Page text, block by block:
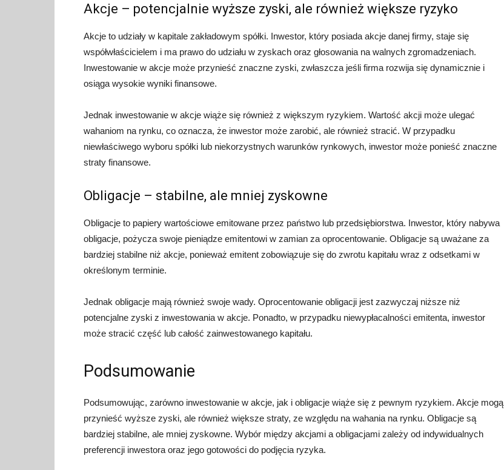
Akcje – potencjalnie wyższe zyski, ale również większe ryzyko
Akcje to udziały w kapitale zakładowym spółki. Inwestor, który posiada akcje danej firmy, staje się
współwłaścicielem i ma prawo do udziału w zyskach oraz głosowania na walnych zgromadzeniach.
Inwestowanie w akcje może przynieść znaczne zyski, zwłaszcza jeśli firma rozwija się dynamicznie i
osiąga wysokie wyniki finansowe.
Jednak inwestowanie w akcje wiąże się również z większym ryzykiem. Wartość akcji może ulegać
wahaniom na rynku, co oznacza, że inwestor może zarobić, ale również stracić. W przypadku
niewłaściwego wyboru spółki lub niekorzystnych warunków rynkowych, inwestor może ponieść znaczne
straty finansowe.
Obligacje – stabilne, ale mniej zyskowne
Obligacje to papiery wartościowe emitowane przez państwo lub przedsiębiorstwa. Inwestor, który nabywa
obligacje, pożycza swoje pieniądze emitentowi w zamian za oprocentowanie. Obligacje są uważane za
bardziej stabilne niż akcje, ponieważ emitent zobowiązuje się do zwrotu kapitału wraz z odsetkami w
określonym terminie.
Jednak obligacje mają również swoje wady. Oprocentowanie obligacji jest zazwyczaj niższe niż
potencjalne zyski z inwestowania w akcje. Ponadto, w przypadku niewypłacalności emitenta, inwestor
może stracić część lub całość zainwestowanego kapitału.
Podsumowanie
Podsumowując, zarówno inwestowanie w akcje, jak i obligacje wiąże się z pewnym ryzykiem. Akcje mogą
przynieść wyższe zyski, ale również większe straty, ze względu na wahania na rynku. Obligacje są
bardziej stabilne, ale mniej zyskowne. Wybór między akcjami a obligacjami zależy od indywidualnych
preferencji inwestora oraz jego gotowości do podjęcia ryzyka.